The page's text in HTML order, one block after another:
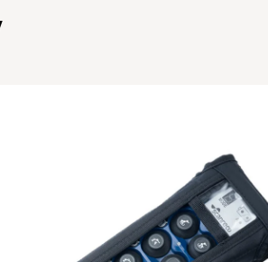
Afstandsbediening voor zender